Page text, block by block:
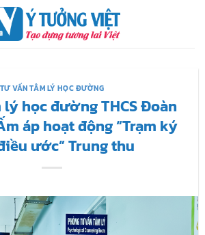
TƯ VẤN TÂM LÝ HỌC ĐƯỜNG
lý học đường THCS Đoàn
áp hoạt động “Trạm ký
ước” Trung thu